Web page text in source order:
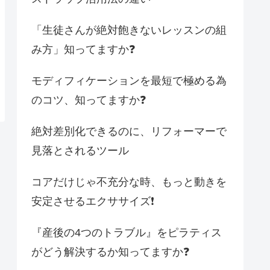
「生徒さんが絶対飽きないレッスンの組
み方」知ってますか❓
モディフィケーションを最短で極める為
のコツ、知ってますか❓
絶対差別化できるのに、リフォーマーで
見落とされるツール
コアだけじゃ不充分な時、もっと動きを
安定させるエクササイズ❗️
『産後の4つのトラブル』をピラティス
がどう解決するか知ってますか❓